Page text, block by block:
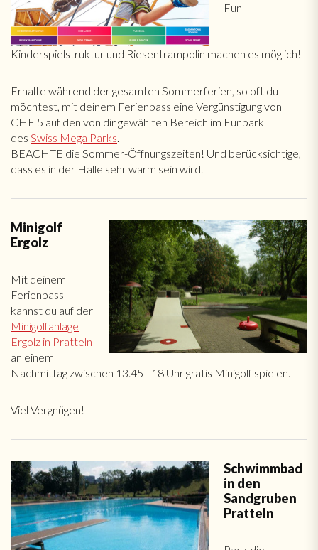
Fun -
Kinderspielstruktur und Riesentrampolin machen es möglich!
Erhalte während der gesamten Sommerferien, so oft du
möchtest, mit deinem Ferienpass eine Vergünstigung von
CHF 5 auf den von dir gewählten Bereich im Funpark
des Swiss Mega Parks.
BEACHTE die Sommer-Öffnungszeiten! Und berücksichtige,
dass es in der Halle sehr warm sein wird.
Minigolf
Ergolz
Mit deinem
Ferienpass
kannst du auf der
Minigolfanlage
Ergolz in Pratteln
an einem
Nachmittag zwischen 13.45 - 18 Uhr gratis Minigolf spielen.
Viel Vergnügen!
Schwimmbad
in den
Sandgruben
Pratteln